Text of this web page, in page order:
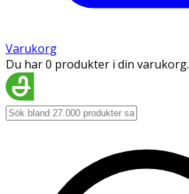
Varukorg
Du har 0 produkter i din varukorg.